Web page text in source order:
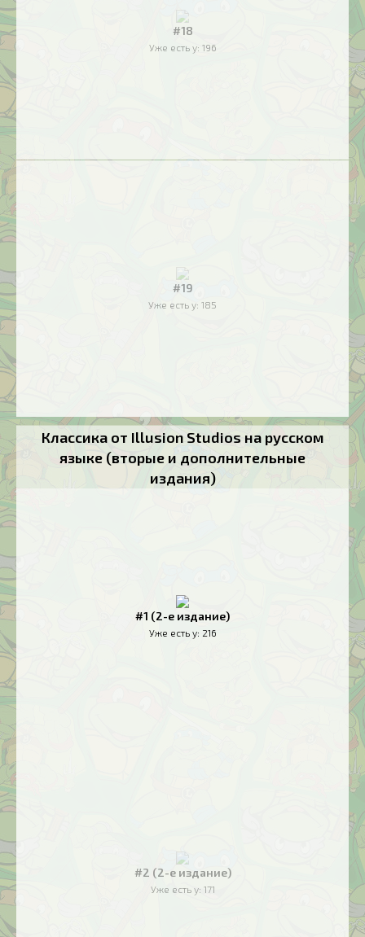
#18
Уже есть у: 196
#19
Уже есть у: 185
Классика от Illusion Studios на русском
языке (вторые и дополнительные
издания)
#1 (2-е издание)
Уже есть у: 216
#2 (2-е издание)
Уже есть у: 171